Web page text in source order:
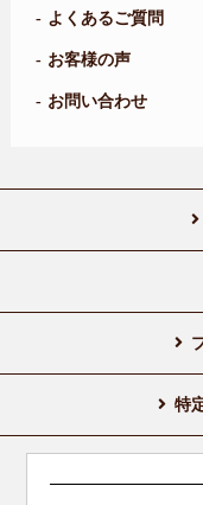
よくあるご質問
お客様の声
お問い合わせ
特